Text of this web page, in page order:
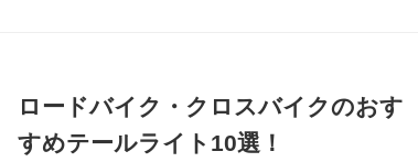
ロードバイク・クロスバイクのおす
すめテールライト10選！